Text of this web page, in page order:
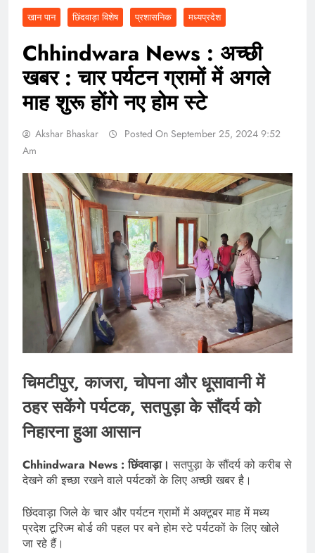
खान पान छिंदवाड़ा विशेष प्रशासनिक मध्यप्रदेश
Chhindwara News : अच्छी
खबर : चार पर्यटन ग्रामों में अगले
माह शुरू होंगे नए होम स्टे
Akshar Bhaskar
Posted On September 25, 2024 9:52
Am
चिमटीपुर, काजरा, चोपना और धूसावानी में
ठहर सकेंगे पर्यटक, सतपुड़ा के सौंदर्य को
निहारना हुआ आसान
Chhindwara News : छिंदवाड़ा। सतपुड़ा के सौंदर्य को करीब से
देखने की इच्छा रखने वाले पर्यटकों के लिए अच्छी खबर है।
छिंदवाड़ा जिले के चार और पर्यटन ग्रामों में अक्टूबर माह में मध्य
प्रदेश टूरिज्म बोर्ड की पहल पर बने होम स्टे पर्यटकों के लिए खोले
जा रहे हैं।